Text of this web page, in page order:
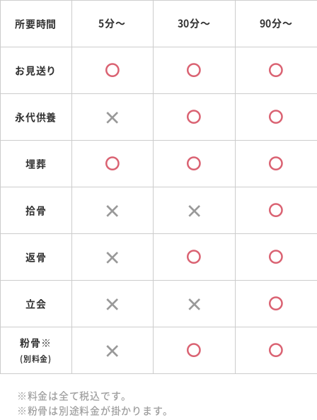
所要時間 5分～ 30分～ 90分～
お見送り
永代供養
埋葬
拾骨
返骨
立会
粉骨※
(別料金)
※料金は全て税込です。
※粉骨は別途料金が掛かります。